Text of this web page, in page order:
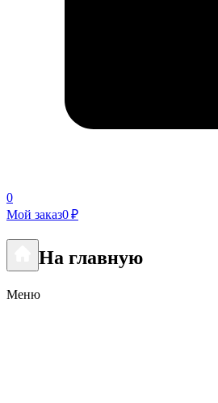
0
Мой заказ0 ₽
На главную
Меню